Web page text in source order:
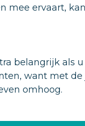
mee ervaart,
belangrijk als
want met
omhoog.